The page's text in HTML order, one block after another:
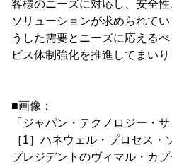
客様のニーズに対応し、安全
ソリューションが求められて
うした需要とニーズに応える
ビス体制強化を推進してまいり
■画像：
「ジャパン・テクノロジー・
［1］ハネウェル・プロセス・
プレジデントのヴィマル・カ